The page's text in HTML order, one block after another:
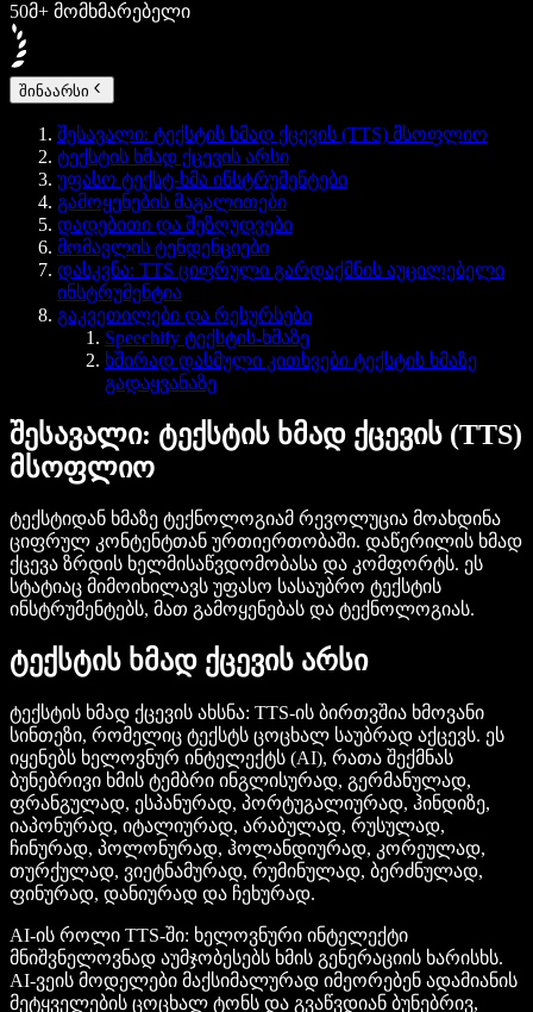
50მ+ მომხმარებელი
შინაარსი
შესავალი: ტექსტის ხმად ქცევის (TTS) მსოფლიო
ტექსტის ხმად ქცევის არსი
უფასო ტექსტ-ხმა ინსტრუმენტები
გამოყენების მაგალითები
დადებითი და შეზღუდვები
მომავლის ტენდენციები
დასკვნა: TTS ციფრული გარდაქმნის აუცილებელი
ინსტრუმენტია
გაკვეთილები და რესურსები
Speechify ტექსტის-ხმაზე
ხშირად დასმული კითხვები ტექსტის ხმაზე
გადაყვანაზე
შესავალი: ტექსტის ხმად ქცევის (TTS)
მსოფლიო
ტექსტიდან ხმაზე ტექნოლოგიამ რევოლუცია მოახდინა
ციფრულ კონტენტთან ურთიერთობაში. დაწერილის ხმად
ქცევა ზრდის ხელმისაწვდომობასა და კომფორტს. ეს
სტატიაც მიმოიხილავს უფასო სასაუბრო ტექსტის
ინსტრუმენტებს, მათ გამოყენებას და ტექნოლოგიას.
ტექსტის ხმად ქცევის არსი
ტექსტის ხმად ქცევის ახსნა: TTS-ის ბირთვშია ხმოვანი
სინთეზი, რომელიც ტექსტს ცოცხალ საუბრად აქცევს. ეს
იყენებს ხელოვნურ ინტელექტს (AI), რათა შექმნას
ბუნებრივი ხმის ტემბრი ინგლისურად, გერმანულად,
ფრანგულად, ესპანურად, პორტუგალიურად, ჰინდიზე,
იაპონურად, იტალიურად, არაბულად, რუსულად,
ჩინურად, პოლონურად, ჰოლანდიურად, კორეულად,
თურქულად, ვიეტნამურად, რუმინულად, ბერძნულად,
ფინურად, დანიურად და ჩეხურად.
AI-ის როლი TTS-ში: ხელოვნური ინტელექტი
მნიშვნელოვნად აუმჯობესებს ხმის გენერაციის ხარისხს.
AI-ვეის მოდელები მაქსიმალურად იმეორებენ ადამიანის
მეტყველების ცოცხალ ტონს და გვაწვდიან ბუნებრივ,